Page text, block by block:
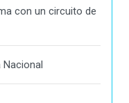
con un circuito de
Nacional